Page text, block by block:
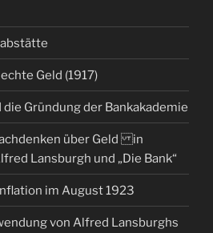
Geld (1917)
Gründung der Bankakademie
über Geld in
Lansburgh und „Die Bank“
im August 1923
von Alfred Lansburghs